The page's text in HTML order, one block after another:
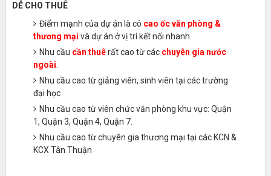
DỄ CHO THUÊ
Điểm mạnh của dự án là có cao ốc văn phòng &
thương mại và dự án ở vị trí kết nối nhanh.
Nhu cầu cần thuêrất cao từ các chuyên gia nước
ngoài
Nhu cầu cao từ giảng viên, sinh viên tại các trường
đại học
Nhu cầu cao từ viên chức văn phòng khu vực: Quận
1, Quận 3, Quận 4, Quận 7.
Nhu cầu cao từ chuyên gia thương mại tại các KCN &
KCX Tân Thuận